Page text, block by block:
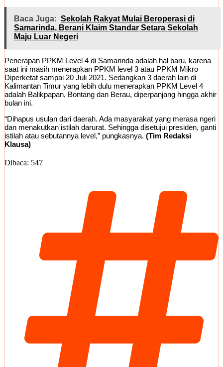
Baca Juga: Sekolah Rakyat Mulai Beroperasi di
Samarinda, Berani Klaim Standar Setara Sekolah
Maju Luar Negeri
Penerapan PPKM Level 4 di Samarinda adalah hal baru, karena
saat ini masih menerapkan PPKM level 3 atau PPKM Mikro
Diperketat sampai 20 Juli 2021. Sedangkan 3 daerah lain di
Kalimantan Timur yang lebih dulu menerapkan PPKM Level 4
adalah Balikpapan, Bontang dan Berau, diperpanjang hingga akhir
bulan ini.
“Dihapus usulan dari daerah. Ada masyarakat yang merasa ngeri
dan menakutkan istilah darurat. Sehingga disetujui presiden, ganti
istilah atau sebutannya level,” pungkasnya. (Tim Redaksi
Klausa)
Dibaca: 547